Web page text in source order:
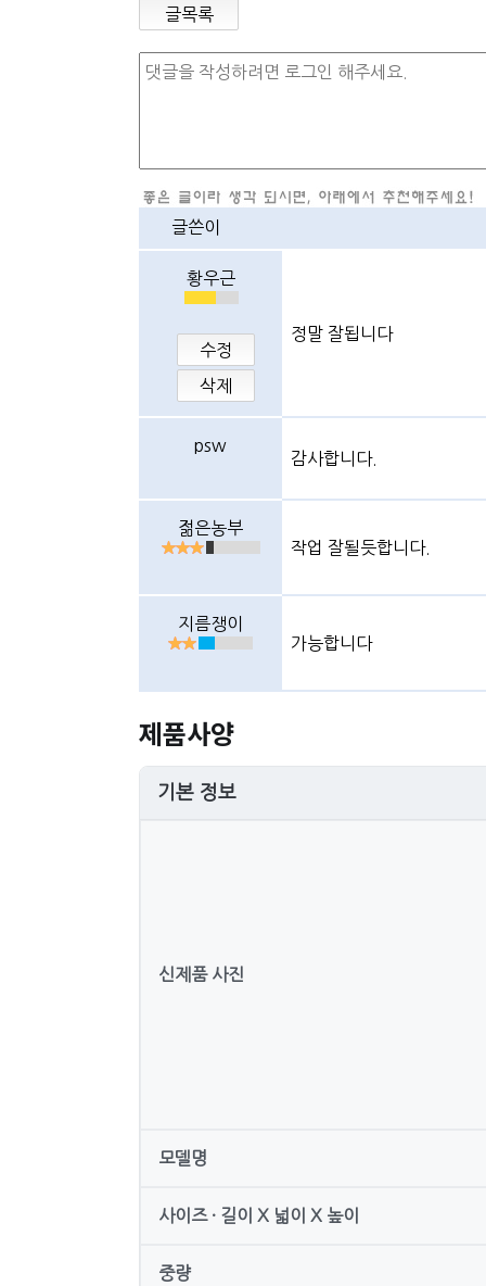
글목록
글쓴이
황우근
수정
삭제
정말 잘됩니다
psw
감사합니다.
젊은농부
작업 잘될듯합니다.
지름쟁이
가능합니다
제품사양
기본 정보
신제품 사진
모델명
사이즈 · 길이 X 넓이 X 높이
중량